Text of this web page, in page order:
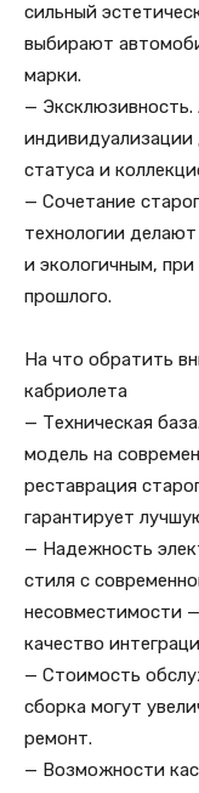
сильный
выбирают
марки.
—
статуса и
— Сочетание
технологии
и экологичным,
прошлого.
На что обратить
кабриолета
— Техническая
модель на
реставрация
гарантирует
— Надежность
стиля с
несовместимости
качество
— Стоимость
сборка могут
ремонт.
— Возможности